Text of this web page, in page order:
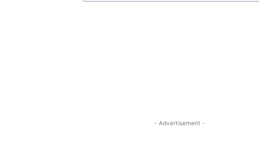
- Advertisement -